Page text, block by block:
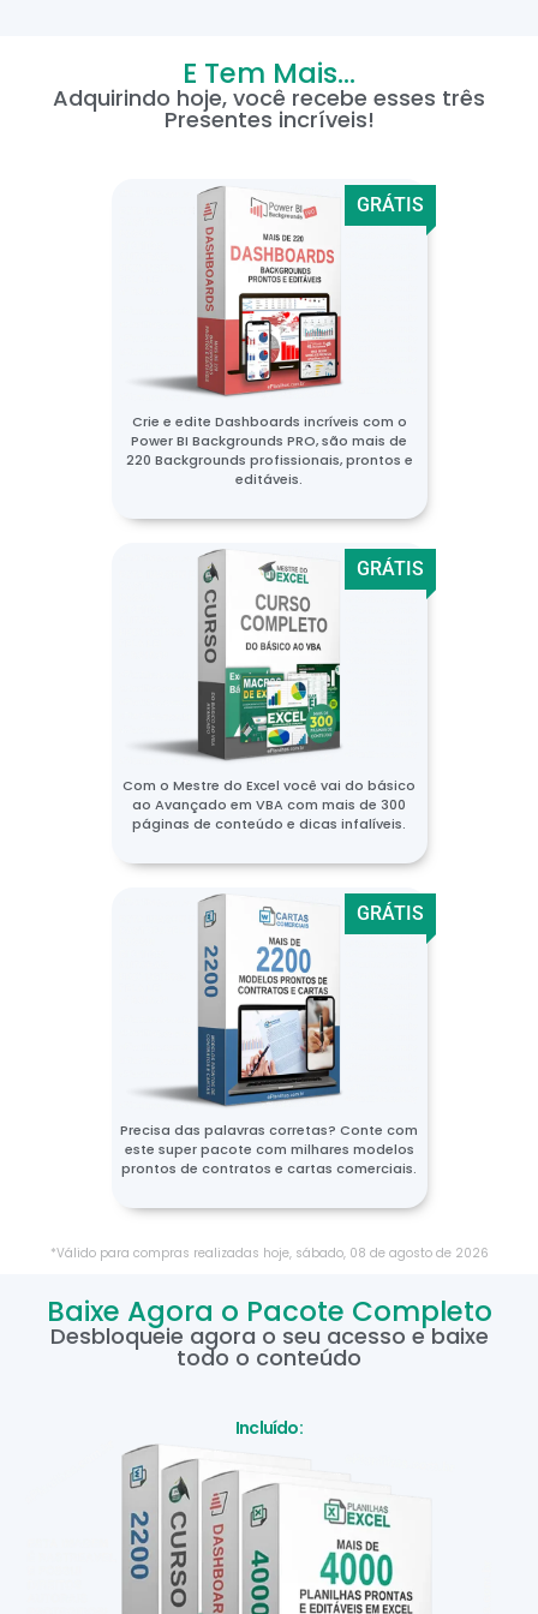
E Tem Mais...
Adquirindo hoje, você recebe esses três
Presentes incríveis!
GRÁTIS
Crie e edite Dashboards incríveis com o
Power BI Backgrounds PRO, são mais de
220 Backgrounds profissionais, prontos e
editáveis.
GRÁTIS
Com o Mestre do Excel você vai do básico
ao Avançado em VBA com mais de 300
páginas de conteúdo e dicas infalíveis.
GRÁTIS
Precisa das palavras corretas? Conte com
este super pacote com milhares modelos
prontos de contratos e cartas comerciais.
*Válido para compras realizadas hoje, sábado, 08 de agostode 2026
Baixe Agora o Pacote Completo
Desbloqueie agora o seu acesso e baixe
todo o conteúdo
Incluído: